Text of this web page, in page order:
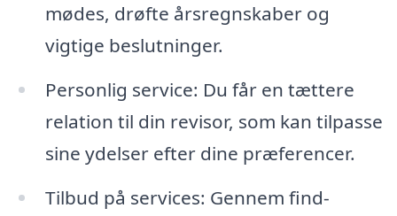
mødes, drøfte årsregnskaber og
vigtige beslutninger.
Personlig service: Du får en tættere
relation til din revisor, som kan tilpasse
sine ydelser efter dine præferencer.
Tilbud på services: Gennem find-